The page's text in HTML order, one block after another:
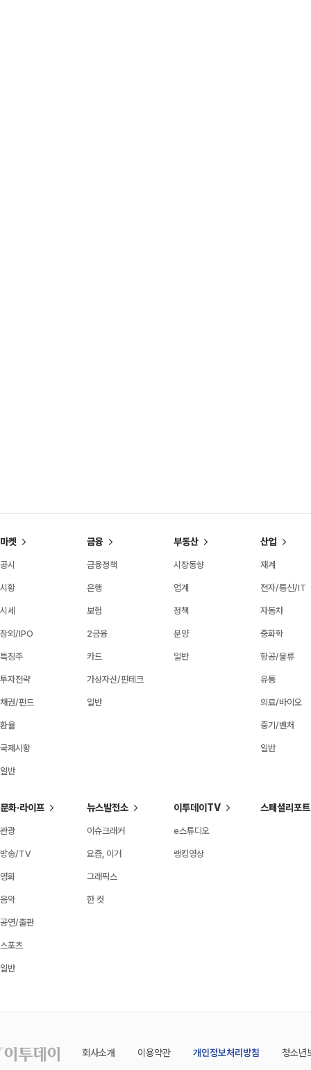
마켓
공시
시황
시세
장외/IPO
특징주
투자전략
채권/펀드
환율
국제시황
일반
금융
금융정책
은행
보험
2금융
카드
가상자산/핀테크
일반
부동산
시장동향
업계
정책
분양
일반
산업
재계
전자/통신/IT
자동차
중화학
항공/물류
유통
의료/바이오
중기/벤처
일반
문화·라이프
관광
방송/TV
영화
음악
공연/출판
스포츠
일반
뉴스발전소
이슈크래커
요즘, 이거
그래픽스
한 컷
이투데이TV
e스튜디오
랭킹영상
스페셜리포트
회사소개 이용약관 개인정보처리방침 청소년